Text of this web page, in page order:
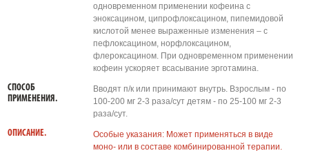
одновременном применении кофеина с
эноксацином, ципрофлоксацином, пипемидовой
кислотой менее выраженные изменения – с
пефлоксацином, норфлоксацином,
флероксацином. При одновременном применении
кофеин ускоряет всасывание эрготамина.
СПОСОБ
ПРИМЕНЕНИЯ.
Вводят п/к или принимают внутрь. Взрослым - по
100-200 мг 2-3 раза/сут детям - по 25-100 мг 2-3
раза/сут.
ОПИСАНИЕ.
Особые указания: Может применяться в виде
моно- или в составе комбинированной терапии.